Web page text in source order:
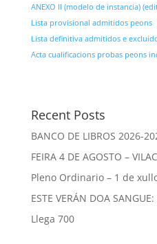
ANEXO II (modelo de instancia)
Lista provisional admitidos peons
Lista definitiva admitidos e
Acta cualificacions probas peons
Recent Posts
BANCO DE LIBROS 2026-
FEIRA 4 DE AGOSTO –
Pleno Ordinario – 1 de
ESTE VERÁN DOA
Llega 700